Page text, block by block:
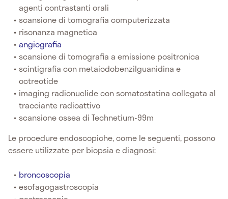
agenti contrastanti orali
scansione di tomografia computerizzata
risonanza magnetica
angiografia
scansione di tomografia a emissione positronica
scintigrafia con metaiodobenzilguanidina e
octreotide
imaging radionuclide con somatostatina collegata al
tracciante radioattivo
scansione ossea di Technetium-99m
Le procedure endoscopiche, come le seguenti, possono
essere utilizzate per biopsia e diagnosi:
broncoscopia
esofagogastroscopia